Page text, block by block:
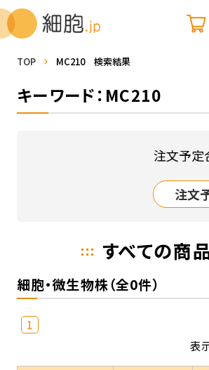
TOP MC210 検索結果
キーワード：MC210
注文予定
注文
すべての商
細胞・微生物株（全0件）
1
表